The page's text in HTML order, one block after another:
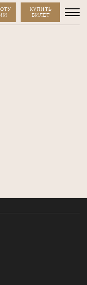
КУПИТЬ
БИЛЕТ